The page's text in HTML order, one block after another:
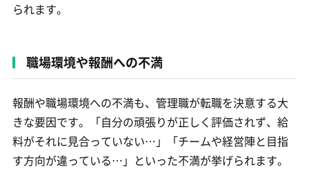
られます。
職場環境や報酬への不満
報酬や職場環境への不満も、管理職が転職を決意する大
きな要因です。「自分の頑張りが正しく評価されず、給
料がそれに見合っていない…」「チームや経営陣と目指
す方向が違っている…」といった不満が挙げられます。